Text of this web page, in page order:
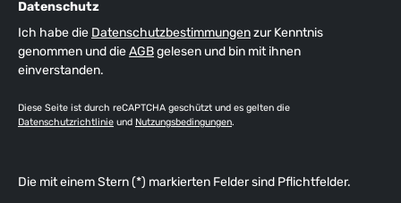
Datenschutz
Ich habe die Datenschutzbestimmungenzur Kenntnis
genommen und dieAGBgelesen und bin mit ihnen
einverstanden.
Diese Seite ist durch reCAPTCHA geschützt und es gelten die
Datenschutzrichtlinie und Nutzungsbedingungen.
Die mit einem Stern (*) markierten Felder sind Pflichtfelder.